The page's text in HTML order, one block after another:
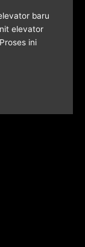
baru
elevator
ini